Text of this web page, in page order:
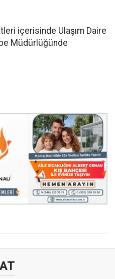
içerisinde Ulaşım Daire
Müdürlüğünde